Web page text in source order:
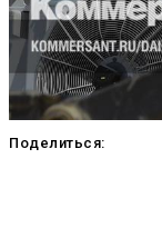
Поделиться: